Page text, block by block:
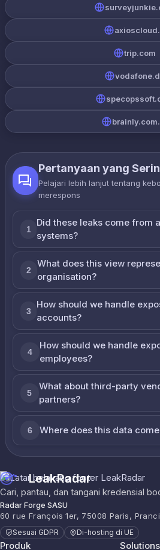
trip.com
Pertanyaan yang
Pelajari lebih lanjut tentang
merespons
1
Did these leaks come from
systems?
2
What does this view
organisation?
3
How should we handle
accounts?
4
How should we handle
employees?
5
What about third-party
partners?
6 Where does this data
LeakRadar
Cari, pantau, dan tangani kredensial
Radar Forge SASU
60 rue François 1er, 75008 Paris,
Sesuai GDPR Di-hosting di UE
Produk Solutions